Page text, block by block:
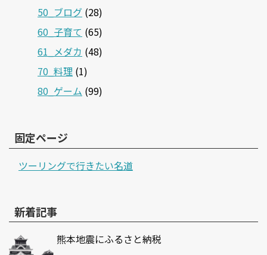
50_ブログ (28)
60_子育て (65)
61_メダカ (48)
70_料理 (1)
80_ゲーム (99)
固定ページ
ツーリングで行きたい名道
新着記事
熊本地震にふるさと納税